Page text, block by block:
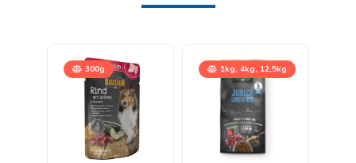
300g 1kg, 4kg, 12,5kg